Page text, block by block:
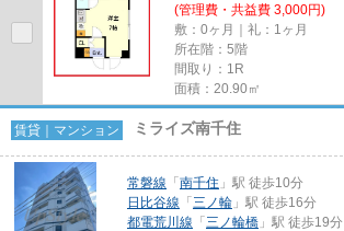
(管理費・共益費 3,000円)
敷：0ヶ月｜礼：1ヶ月
所在階：5階
間取り：1R
面積：20.90㎡
賃貸｜マンション ミライズ南千住
常磐線 「 南千住 」駅 徒歩10分
日比谷線 「 三ノ輪 」駅 徒歩16分
都電荒川線 「 三ノ輪橋 」駅 徒歩19分